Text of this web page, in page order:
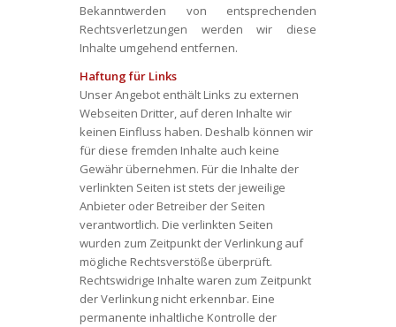
Bekanntwerden von entsprechenden
Rechtsverletzungen werden wir diese
Inhalte umgehend entfernen.
Haftung für Links
Unser Angebot enthält Links zu externen
Webseiten Dritter, auf deren Inhalte wir
keinen Einfluss haben. Deshalb können wir
für diese fremden Inhalte auch keine
Gewähr übernehmen. Für die Inhalte der
verlinkten Seiten ist stets der jeweilige
Anbieter oder Betreiber der Seiten
verantwortlich. Die verlinkten Seiten
wurden zum Zeitpunkt der Verlinkung auf
mögliche Rechtsverstöße überprüft.
Rechtswidrige Inhalte waren zum Zeitpunkt
der Verlinkung nicht erkennbar. Eine
permanente inhaltliche Kontrolle der